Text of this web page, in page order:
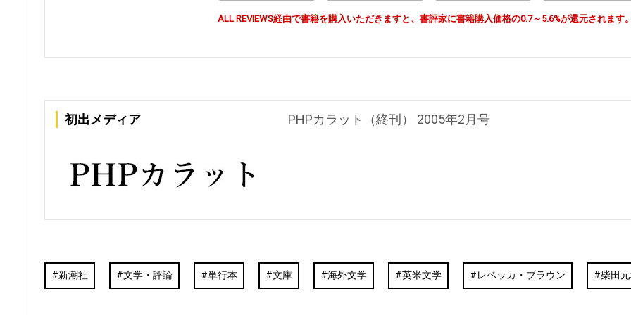
ALL REVIEWS経由で書籍を購入いただきますと、書評家に書籍購入価格の0.7～5.6%が還元されます
初出メディア PHPカラット（終刊） 2005年2月号
新潮社 文学・評論 単行本 文庫 海外文学 英米文学 レベッカ・ブラウン 柴田